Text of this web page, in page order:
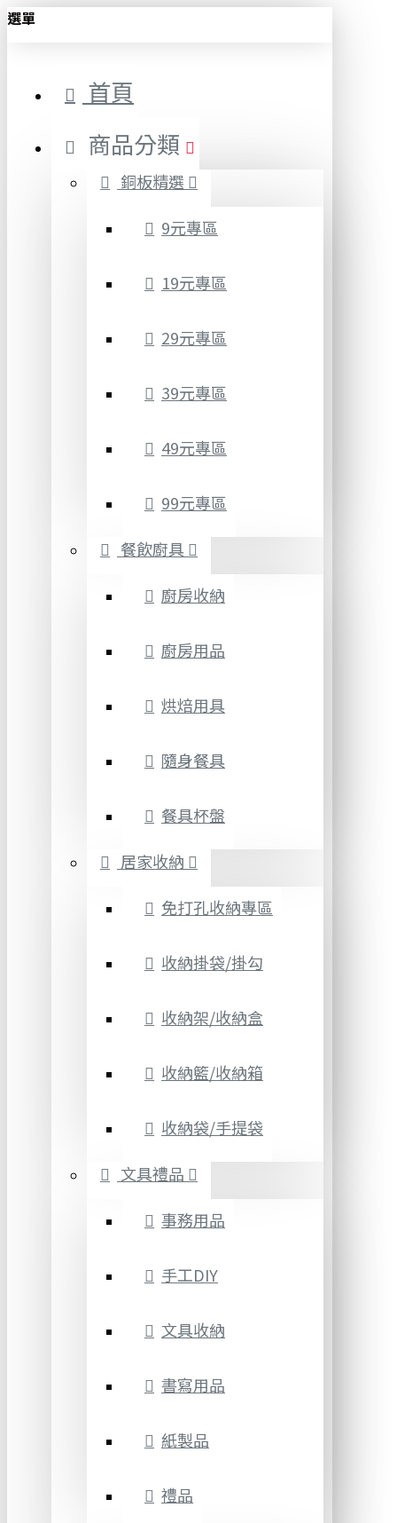
選單
首頁
商品分類
銅板精選
9元專區
19元專區
29元專區
39元專區
49元專區
99元專區
餐飲廚具
廚房收納
廚房用品
烘焙用具
隨身餐具
餐具杯盤
居家收納
免打孔收納專區
收納掛袋/掛勾
收納架/收納盒
收納籃/收納箱
收納袋/手提袋
文具禮品
事務用品
手工DIY
文具收納
書寫用品
紙製品
禮品